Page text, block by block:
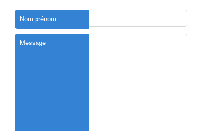
Nom prénom
Message